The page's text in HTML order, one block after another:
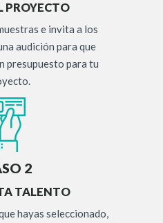
PROYECTO
e invita a los
audición para que
presupuesto para tu
2
TALENTO
hayas seleccionado,